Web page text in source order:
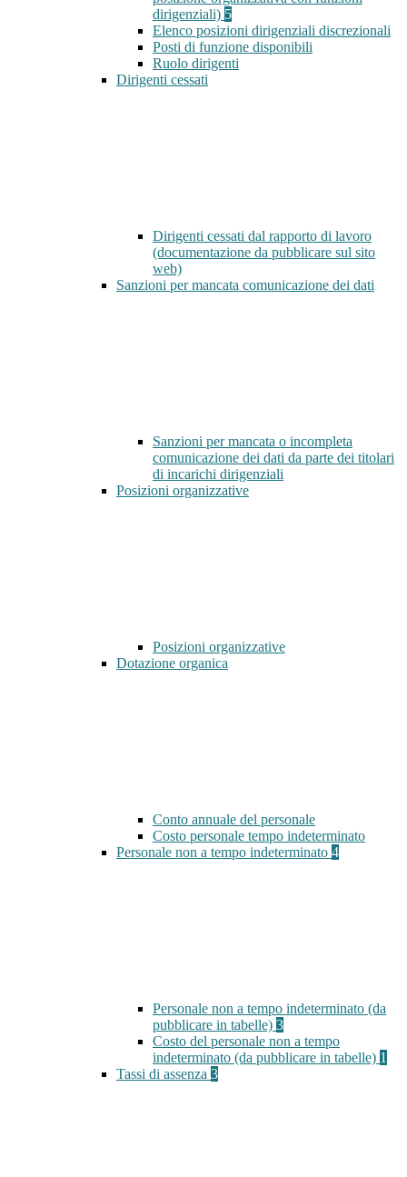
dirigenziali) 5
Elenco posizioni dirigenziali discrezionali
Posti di funzione disponibili
Ruolo dirigenti
Dirigenti cessati
Dirigenti cessati dal rapporto di lavoro
(documentazione da pubblicare sul sito
web)
Sanzioni per mancata comunicazione dei dati
Sanzioni per mancata o incompleta
comunicazione dei dati da parte dei titolari
di incarichi dirigenziali
Posizioni organizzative
Posizioni organizzative
Dotazione organica
Conto annuale del personale
Costo personale tempo indeterminato
Personale non a tempo indeterminato 4
Personale non a tempo indeterminato (da
pubblicare in tabelle) 3
Costo del personale non a tempo
indeterminato (da pubblicare in tabelle) 1
Tassi di assenza 3